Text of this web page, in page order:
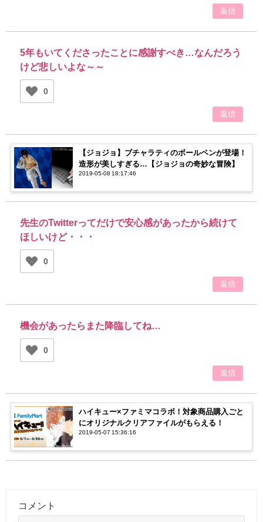
返信
5年もいてくださったことに感謝すべき…なんだろう
けど悲しいよな～～
0
返信
【ジョジョ】ブチャラティのボールペンが登場！
造形が美しすぎる…【ジョジョの奇妙な冒険】
2019-05-08 18:17:46
先生のTwitterってだけで安心感があったから続けて
ほしいけど・・・
0
返信
機会があったらまた降臨してね…
0
返信
ハイキュー×ファミマコラボ！対象商品購入ごと
にオリジナルクリアファイルがもらえる！
2019-05-07 15:36:16
コメント